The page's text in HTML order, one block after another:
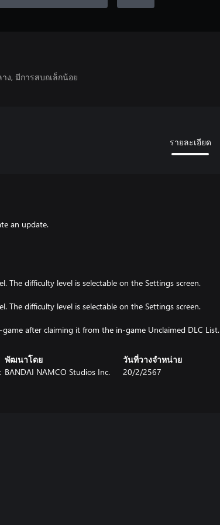
ง, มีการสบถเล็กน้อย
รายละเอียด
an update.
The difficulty level is selectable on the Settings screen.
The difficulty level is selectable on the Settings screen.
after claiming it from the in-game Unclaimed DLC List.
พัฒนาโดย
BANDAI NAMCO Studios Inc.
วันที่วางจำหน่าย
20/2/2567